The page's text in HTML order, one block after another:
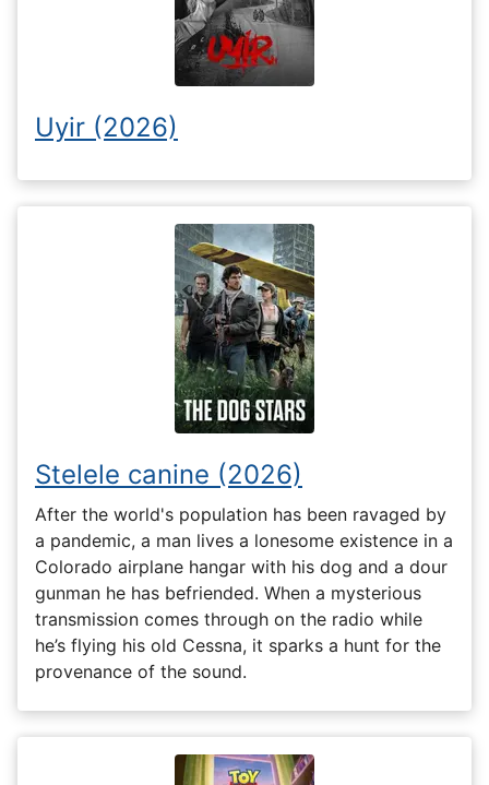
Uyir (2026)
Stelele canine (2026)
After the world's population has been ravaged by
a pandemic, a man lives a lonesome existence in a
Colorado airplane hangar with his dog and a dour
gunman he has befriended. When a mysterious
transmission comes through on the radio while
he’s flying his old Cessna, it sparks a hunt for the
provenance of the sound.